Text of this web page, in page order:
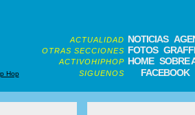
ACTUALIDAD NOTICIAS
OTRAS SECCIONES FOTOS
ACTIVOHIPHOP HOME SOBRE
SIGUENOS FACEBOOK